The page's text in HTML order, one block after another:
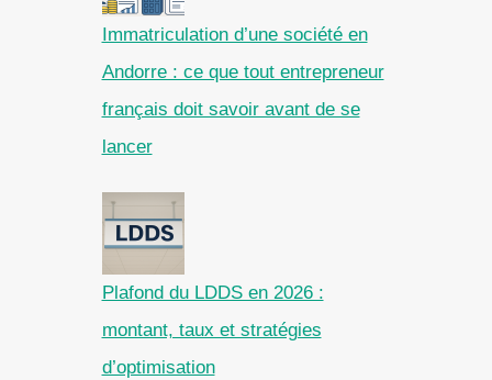
Immatriculation d’une société en
Andorre : ce que tout entrepreneur
français doit savoir avant de se
lancer
Plafond du LDDS en 2026 :
montant, taux et stratégies
d’optimisation